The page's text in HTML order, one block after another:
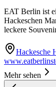
EAT Berlin ist
Hackeschen
leckere
Hackesche
Mehr sehen